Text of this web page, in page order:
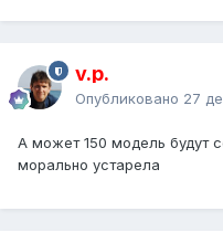
v.p.
Опубликовано 27
А может 150 модель будут
морально устарела